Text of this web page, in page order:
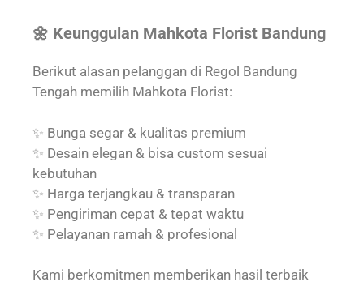
🌼 Keunggulan Mahkota Florist Bandung
Berikut alasan pelanggan di Regol Bandung
Tengah memilih Mahkota Florist:
✨ Bunga segar & kualitas premium
✨ Desain elegan & bisa custom sesuai
kebutuhan
✨ Harga terjangkau & transparan
✨ Pengiriman cepat & tepat waktu
✨ Pelayanan ramah & profesional
Kami berkomitmen memberikan hasil terbaik